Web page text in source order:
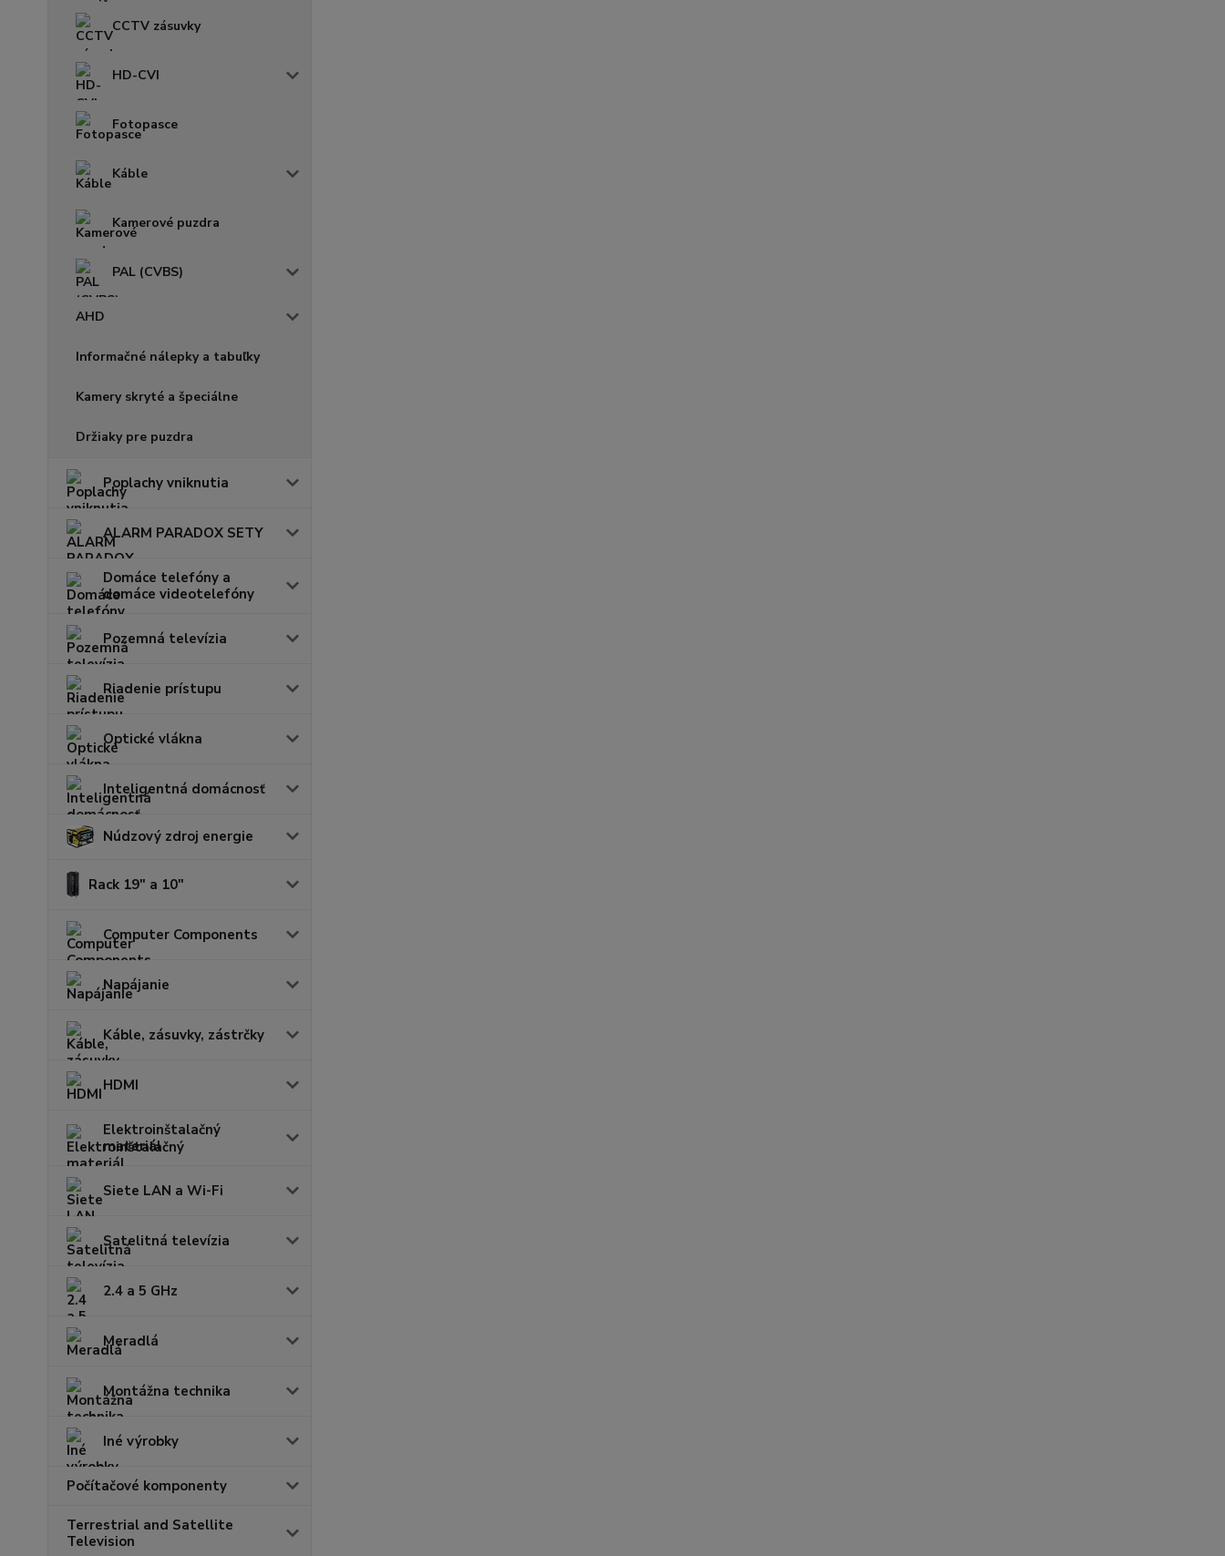
CCTV zásuvky
HD-CVI
Fotopasce
Káble
Kamerové puzdra
PAL (CVBS)
AHD
Informačné nálepky a tabuľky
Kamery skryté a špeciálne
Držiaky pre puzdra
Poplachy vniknutia
ALARM PARADOX SETY
Domáce telefóny a
domáce videotelefóny
Pozemná televízia
Riadenie prístupu
Optické vlákna
Inteligentná domácnosť
Núdzový zdroj energie
Rack 19" a 10"
Computer Components
Napájanie
Káble, zásuvky, zástrčky
HDMI
Elektroinštalačný
materiál
Siete LAN a Wi-Fi
Satelitná televízia
2.4 a 5 GHz
Meradlá
Montážna technika
Iné výrobky
Počítačové komponenty
Terrestrial and Satellite
Television